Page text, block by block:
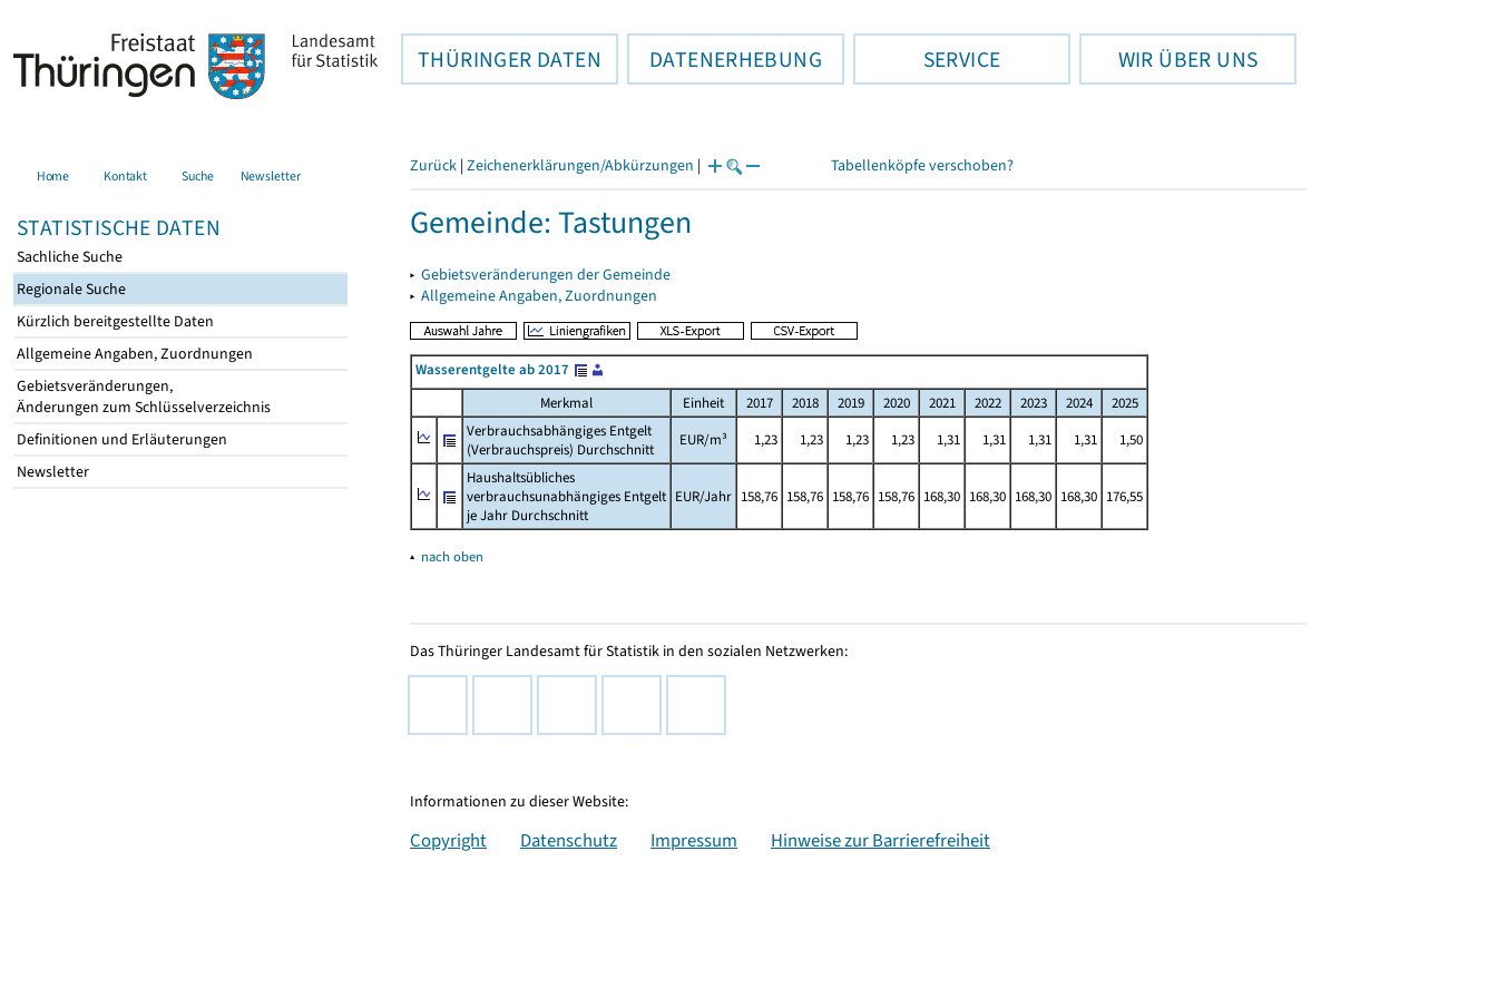
THÜRINGER DATEN DATENERHEBUNG SERVICE WIR ÜBER UNS
Home Kontakt Suche Newsletter
STATISTISCHE DATEN
Sachliche Suche
Regionale Suche
Kürzlich bereitgestellte Daten
Allgemeine Angaben, Zuordnungen
Gebietsveränderungen,
Änderungen zum Schlüsselverzeichnis
Definitionen und Erläuterungen
Newsletter
Zurück | Zeichenerklärungen/Abkürzungen | Tabellenköpfe verschoben?
Gemeinde: Tastungen
▸ Gebietsveränderungen der Gemeinde
▸ Allgemeine Angaben, Zuordnungen
Wasserentgelte ab 2017
Merkmal
Einheit 2017 2018 2019 2020 2021 2022 2023 2024
2025
Verbrauchsabhängiges Entgelt
(Verbrauchspreis) Durchschnitt
EUR/m³ 1,23 1,23 1,23 1,23 1,31 1,31 1,31 1,31
1,50
Haushaltsübliches
verbrauchsunabhängiges Entgelt
je Jahr Durchschnitt
EUR/Jahr 158,76 158,76 158,76 158,76 168,30 168,30 168,30 168,30 176,55
▴ nach oben
Das Thüringer Landesamt für Statistik in den sozialen Netzwerken:
Informationen zu dieser Website:
Copyright Datenschutz Impressum Hinweise zur Barrierefreiheit